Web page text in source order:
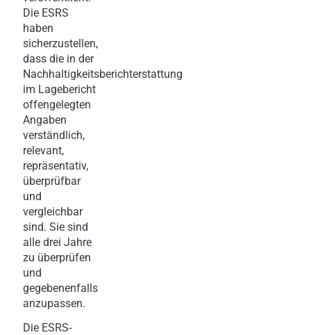
Die ESRS
haben
sicherzustellen,
dass die in der
Nachhaltigkeitsberichterstattung
im Lagebericht
offengelegten
Angaben
verständlich,
relevant,
repräsentativ,
überprüfbar
und
vergleichbar
sind. Sie sind
alle drei Jahre
zu überprüfen
und
gegebenenfalls
anzupassen.
Die ESRS-